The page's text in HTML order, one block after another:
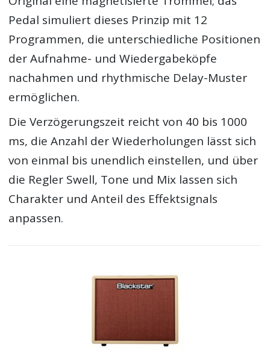
Pedal simuliert dieses Prinzip mit 12
Programmen, die unterschiedliche Positionen
der Aufnahme- und Wiedergabeköpfe
nachahmen und rhythmische Delay-Muster
ermöglichen.
Die Verzögerungszeit reicht von 40 bis 1000
ms, die Anzahl der Wiederholungen lässt sich
von einmal bis unendlich einstellen, und über
die Regler Swell, Tone und Mix lassen sich
Charakter und Anteil des Effektsignals
anpassen.